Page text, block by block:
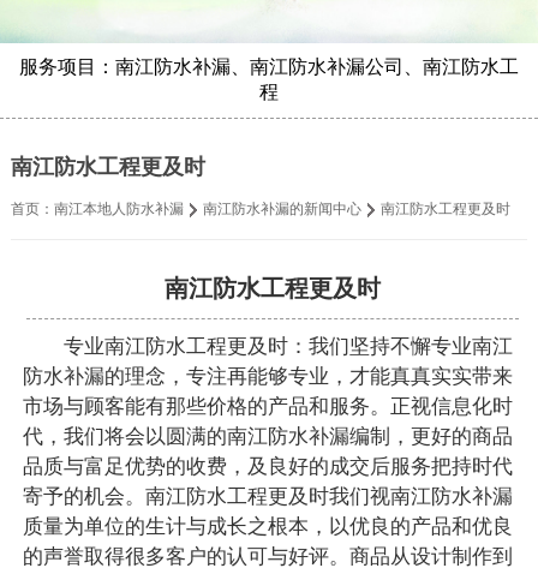
服务项目：南江防水补漏、南江防水补漏公司、南江防水工
程
南江防水工程更及时
首页： 南江本地人防水补漏 南江防水补漏的新闻中心 南江防水工程更及时
南江防水工程更及时
专业南江防水工程更及时：我们坚持不懈专业南江
防水补漏的理念，专注再能够专业，才能真真实实带来
市场与顾客能有那些价格的产品和服务。正视信息化时
代，我们将会以圆满的南江防水补漏编制，更好的商品
品质与富足优势的收费，及良好的成交后服务把持时代
寄予的机会。南江防水工程更及时我们视南江防水补漏
质量为单位的生计与成长之根本，以优良的产品和优良
的声誉取得很多客户的认可与好评。商品从设计制作到